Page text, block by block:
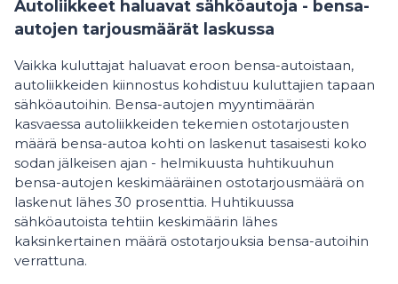
Autoliikkeet haluavat sähköautoja - bensa-
autojen tarjousmäärät laskussa
Vaikka kuluttajat haluavat eroon bensa-autoistaan,
autoliikkeiden kiinnostus kohdistuu kuluttajien tapaan
sähköautoihin. Bensa-autojen myyntimäärän
kasvaessa autoliikkeiden tekemien ostotarjousten
määrä bensa-autoa kohti on laskenut tasaisesti koko
sodan jälkeisen ajan - helmikuusta huhtikuuhun
bensa-autojen keskimääräinen ostotarjousmäärä on
laskenut lähes 30 prosenttia. Huhtikuussa
sähköautoista tehtiin keskimäärin lähes
kaksinkertainen määrä ostotarjouksia bensa-autoihin
verrattuna.